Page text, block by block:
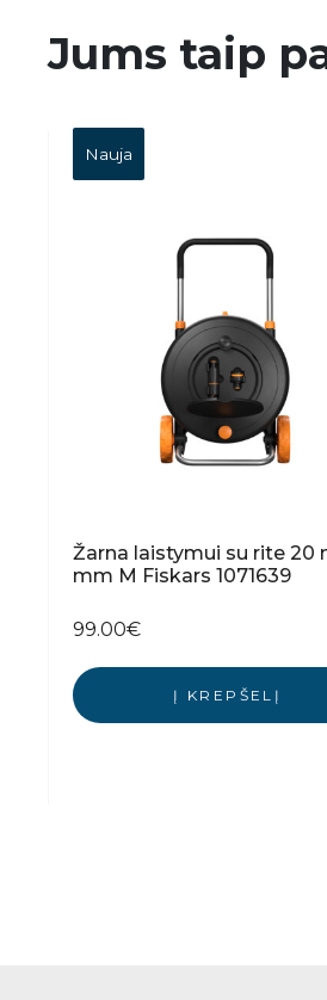
Jums taip
Nauja
Žarna laistymui su rite 20
mm M Fiskars 1071639
99.00€
Į KREPŠELĮ